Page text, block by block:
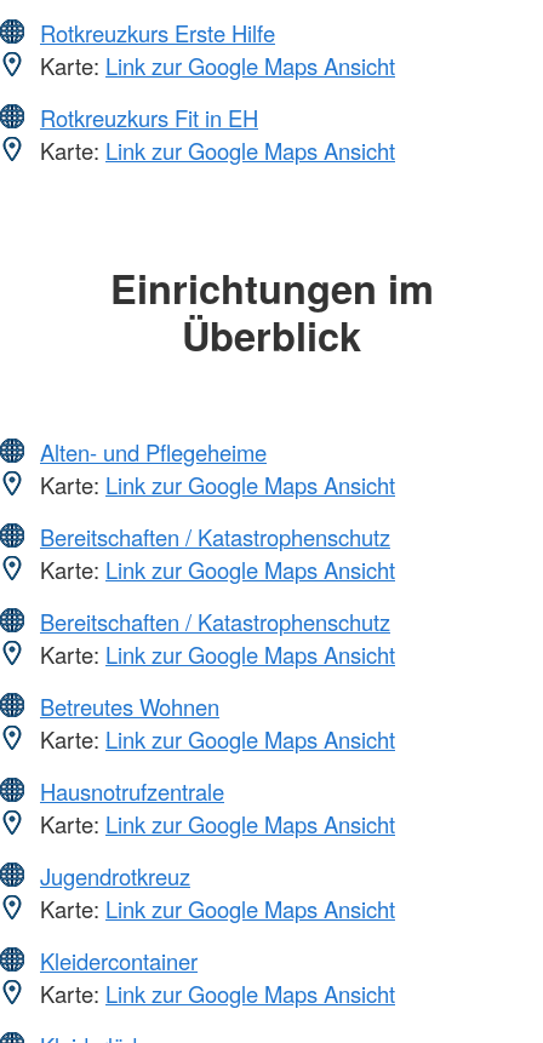
Rotkreuzkurs Erste Hilfe
Karte: Link zur Google Maps Ansicht
Rotkreuzkurs Fit in EH
Karte: Link zur Google Maps Ansicht
Einrichtungen im
Überblick
Alten- und Pflegeheime
Karte: Link zur Google Maps Ansicht
Bereitschaften / Katastrophenschutz
Karte: Link zur Google Maps Ansicht
Bereitschaften / Katastrophenschutz
Karte: Link zur Google Maps Ansicht
Betreutes Wohnen
Karte: Link zur Google Maps Ansicht
Hausnotrufzentrale
Karte: Link zur Google Maps Ansicht
Jugendrotkreuz
Karte: Link zur Google Maps Ansicht
Kleidercontainer
Karte: Link zur Google Maps Ansicht